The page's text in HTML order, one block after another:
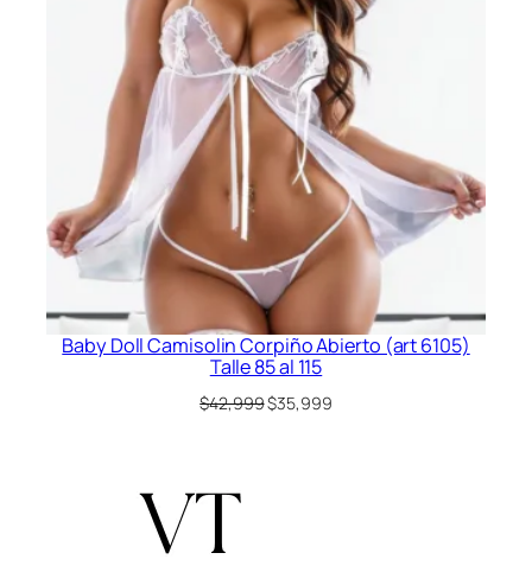
Baby Doll Camisolin Corpiño Abierto (art 6105)
Talle 85 al 115
$42,999El
$35,999El